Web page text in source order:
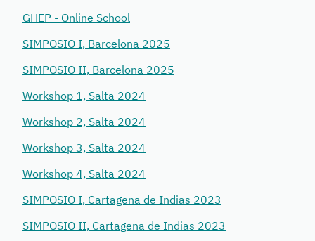
GHEP - Online School
SIMPOSIO I, Barcelona 2025
SIMPOSIO II, Barcelona 2025
Workshop 1, Salta 2024
Workshop 2, Salta 2024
Workshop 3, Salta 2024
Workshop 4, Salta 2024
SIMPOSIO I, Cartagena de Indias 2023
SIMPOSIO II, Cartagena de Indias 2023